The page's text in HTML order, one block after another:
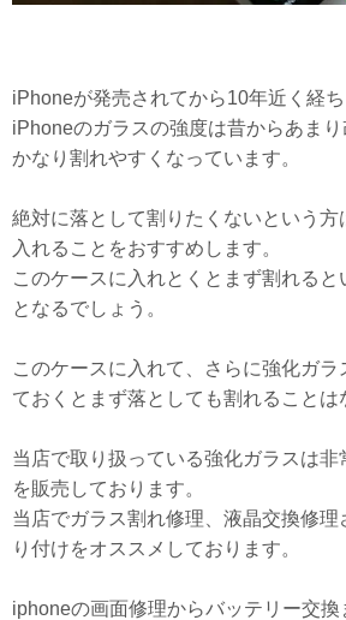
iPhoneが発売されてから10年近く経ち
iPhoneのガラスの強度は昔からあまり
かなり割れやすくなっています。
絶対に落として割りたくないという方
入れることをおすすめします。
このケースに入れとくとまず割れる
となるでしょう。
このケースに入れて、さらに強化ガラ
ておくとまず落としても割れることは
当店で取り扱っている強化ガラスは
を販売しております。
当店でガラス割れ修理、液晶交換修
り付けをオススメしております。
iphoneの画面修理からバッテリー交換